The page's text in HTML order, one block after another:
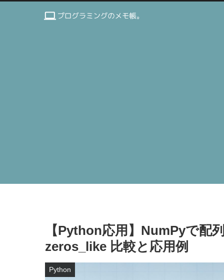
【Python応用】NumPyで配
zeros_like 比較と応用例
Python